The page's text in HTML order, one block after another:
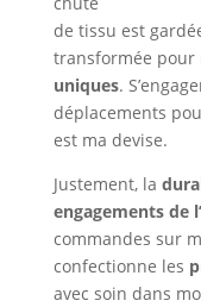
de tissu est
transformée pour
uniques.
déplacements
est ma devise.
Justement, la
engagements de
commandes sur
confectionne les
avec soin dans